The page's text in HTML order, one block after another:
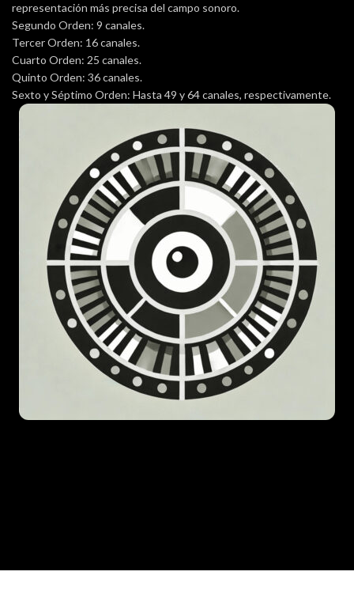
representación más precisa del campo sonoro.
Segundo Orden: 9 canales.
Tercer Orden: 16 canales.
Cuarto Orden: 25 canales.
Quinto Orden: 36 canales.
Sexto y Séptimo Orden: Hasta 49 y 64 canales, respectivamente.